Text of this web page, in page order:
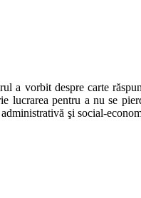
a vorbit despre carte
lucrarea pentru a nu se
şi social-